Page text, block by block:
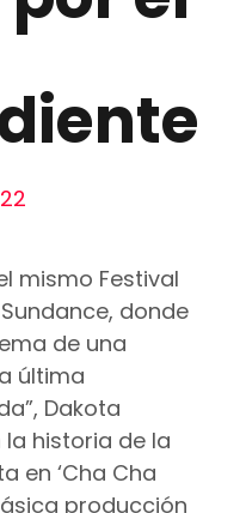
mismo Festival
donde
de una
última
Dakota
historia de la
en ‘Cha Cha
producción